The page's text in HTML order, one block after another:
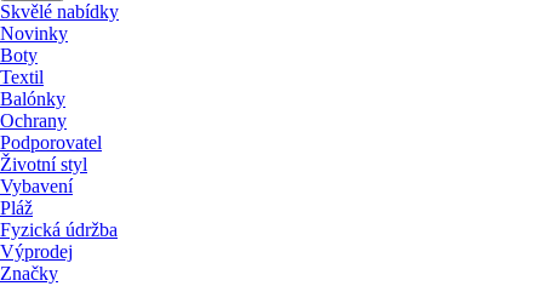
Skvělé nabídky
Novinky
Boty
Textil
Balónky
Ochrany
Podporovatel
Životní styl
Vybavení
Pláž
Fyzická údržba
Výprodej
Značky